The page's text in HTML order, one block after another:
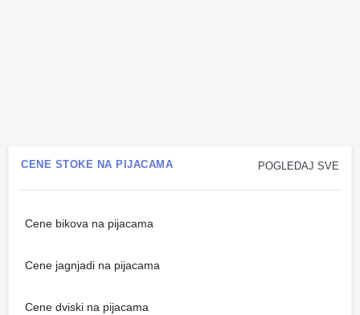
POGLEDAJ SVE
CENE STOKE NA PIJACAMA
Cene bikova na pijacama
Cene jagnjadi na pijacama
Cene dviski na pijacama